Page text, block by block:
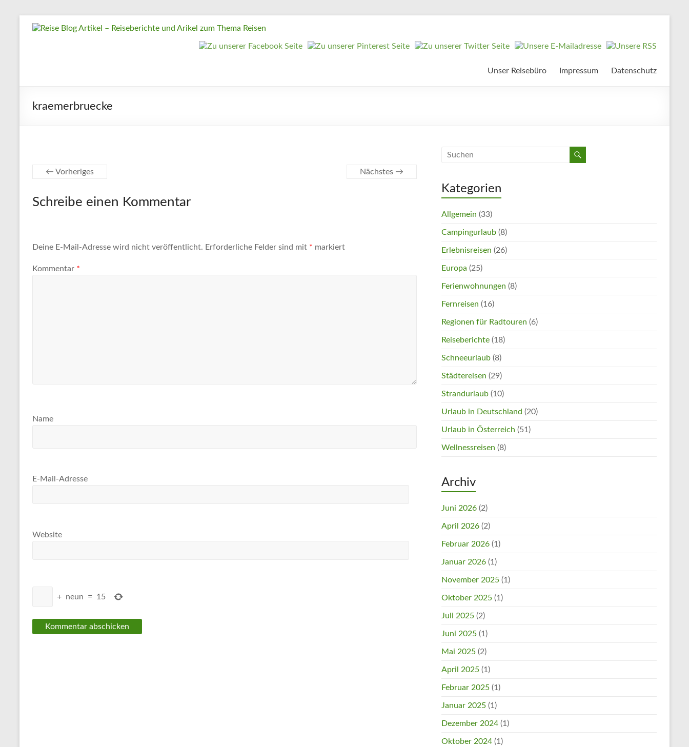
InhaltReise
und
Reisen
Reise
Urlaub,
und
zum
Unser Reisebüro Impressum Datenschutz
kraemerbruecke
← Vorheriges Nächstes →
Schreibe einen Kommentar
Deine E-Mail-Adresse wird nicht veröffentlicht. Erforderliche Felder sind mit * markiert
Kommentar *
Name
E-Mail-Adresse
Website
+ neun = 15
Kategorien
Allgemein (33)
Campingurlaub (8)
Erlebnisreisen (26)
Europa (25)
Ferienwohnungen (8)
Fernreisen (16)
Regionen für Radtouren (6)
Reiseberichte (18)
Schneeurlaub (8)
Städtereisen (29)
Strandurlaub (10)
Urlaub in Deutschland (20)
Urlaub in Österreich (51)
Wellnessreisen (8)
Archiv
Juni 2026 (2)
April 2026 (2)
Februar 2026 (1)
Januar 2026 (1)
November 2025 (1)
Oktober 2025 (1)
Juli 2025 (2)
Juni 2025 (1)
Mai 2025 (2)
April 2025 (1)
Februar 2025 (1)
Januar 2025 (1)
Dezember 2024 (1)
Oktober 2024 (1)